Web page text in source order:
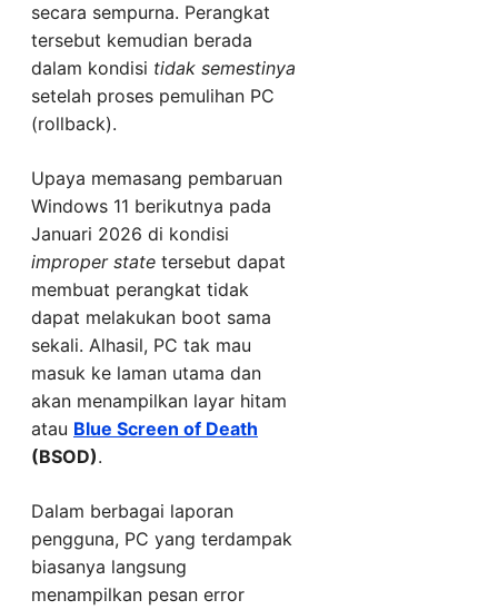
secara sempurna. Perangkat
tersebut kemudian berada
dalam kondisi tidak semestinya
setelah proses pemulihan PC
(rollback).
Upaya memasang pembaruan
Windows 11 berikutnya pada
Januari 2026 di kondisi
improper state tersebut dapat
membuat perangkat tidak
dapat melakukan boot sama
sekali. Alhasil, PC tak mau
masuk ke laman utama dan
akan menampilkan layar hitam
atau Blue Screen of Death
(BSOD).
Dalam berbagai laporan
pengguna, PC yang terdampak
biasanya langsung
menampilkan pesan error